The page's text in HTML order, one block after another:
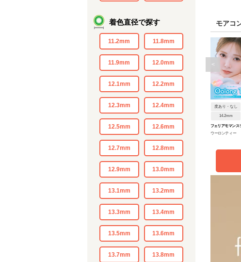
着色直径で探す
11.2mm 11.8mm
11.9mm 12.0mm
12.1mm 12.2mm
12.3mm 12.4mm
12.5mm 12.6mm
12.7mm 12.8mm
12.9mm 13.0mm
13.1mm 13.2mm
13.3mm 13.4mm
13.5mm 13.6mm
13.7mm 13.8mm
モアコ
度あり・なし
14.2mm
フェリアモ マンス
ウーロンティー
<